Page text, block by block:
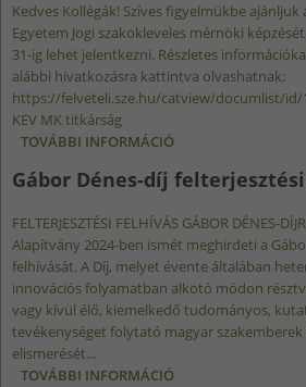
Kedves Kollégák! Szíves figyelmükbe ajánljuk
Egyetem Jogi szakokleveles mérnöki
31-ig lehet jelentkezni. Részletes
alábbi hivatkozásra kattintva olvashatnak:
https://felveteli.sze.hu/catview/documlist/id/
KEV MK titkárság
TOVÁBBI INFORMÁCIÓ
TARTALOMMAL
Gábor Dénes-díj
FELTERJESZTÉSI FELHÍVÁS GÁBOR DÉNES-
Alapítvány 2024-ben ismét meghirdeti a
felhívását. A Díj, melyet évente általában
innovációs folyamatban alkotó módon
vagy kívül élő, kiemelkedő tudományos,
tevékenységet folytató magyar
elismerését...
TOVÁBBI INFORMÁCIÓ